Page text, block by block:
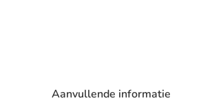
Aanvullende informatie